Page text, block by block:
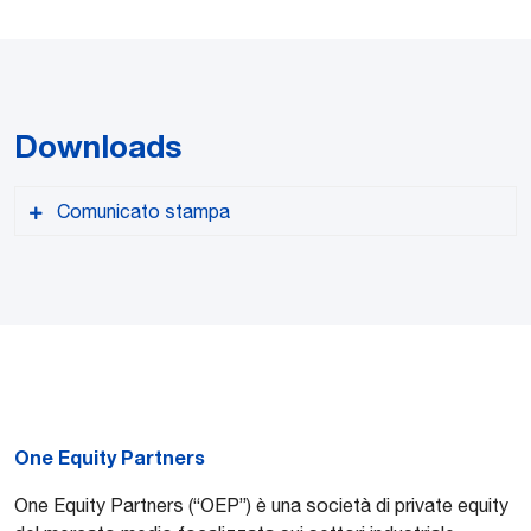
Downloads
Comunicato stampa
One Equity Partners
One Equity Partners (“OEP”) è una società di private equity